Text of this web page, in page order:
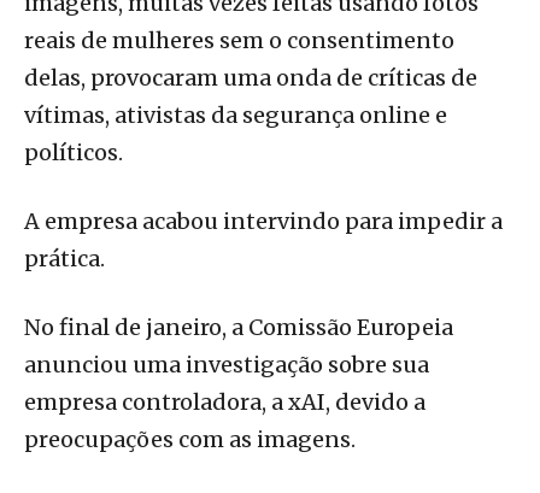
reais de mulheres sem o consentimento
delas, provocaram uma onda de críticas de
vítimas, ativistas da segurança online e
políticos.
A empresa acabou intervindo para impedir a
prática.
No final de janeiro, a Comissão Europeia
anunciou uma investigação sobre sua
empresa controladora, a xAI, devido a
preocupações com as imagens.